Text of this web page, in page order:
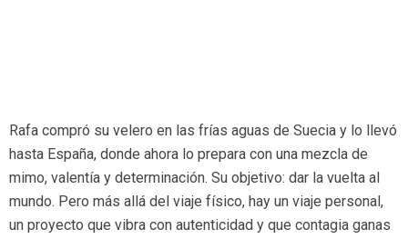
Rafa compró su velero en las frías aguas de Suecia y lo llevó
hasta España, donde ahora lo prepara con una mezcla de
mimo, valentía y determinación. Su objetivo: dar la vuelta al
mundo. Pero más allá del viaje físico, hay un viaje personal,
un proyecto que vibra con autenticidad y que contagia ganas